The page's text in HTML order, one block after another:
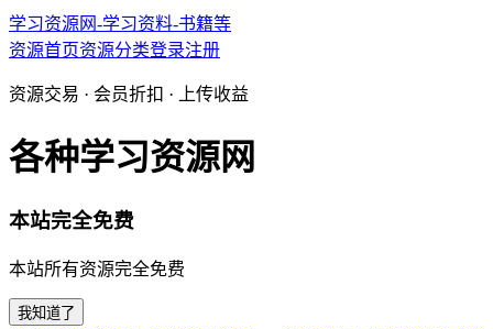
学习资源网-学习资料-书籍等
资源首页资源分类登录注册
资源交易 · 会员折扣 · 上传收益
各种学习资源网
本站完全免费
本站所有资源完全免费
我知道了